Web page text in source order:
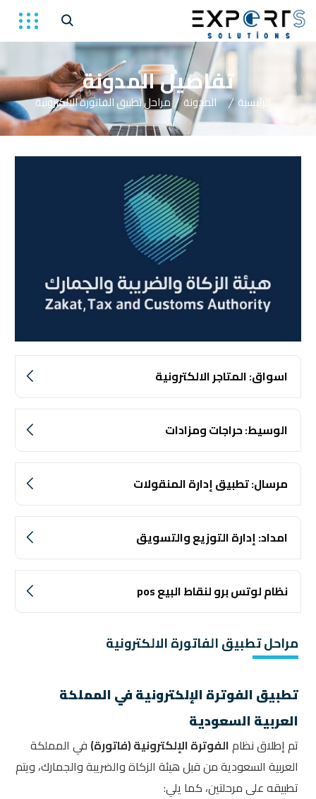
تفاصيل المدونة
الرئيسية المدونة مراحل تطبيق الفاتورة الالكترونية
اسواق: المتاجر الالكترونية
الوسيط: حراجات ومزادات
مرسال: تطبيق إدارة المنقولات
امداد: إدارة التوزيع والتسويق
نظام لوتس برو لنقاط البيع pos
مراحل تطبيق الفاتورة الالكترونية
تطبيق الفوترة الإلكترونية في المملكة
العربية السعودية
تم إطلاق نظامالفوترة الإلكترونية (فاتورة) في المملكة
العربية السعودية من قبل هيئة الزكاة والضريبة والجمارك، ويتم
تطبيقه على مرحلتين، كما يلي: